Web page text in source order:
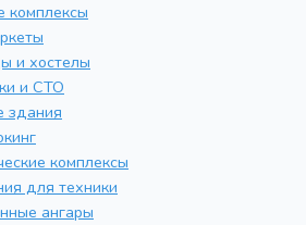
комплексы
и хостелы
и СТО
здания
комплексы
для техники
ангары